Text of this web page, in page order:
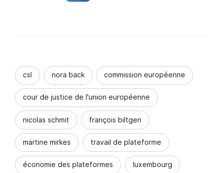
csl nora back commission européenne
cour de justice de l'union européenne
nicolas schmit françois biltgen
martine mirkes travail de plateforme
économie des plateformes luxembourg